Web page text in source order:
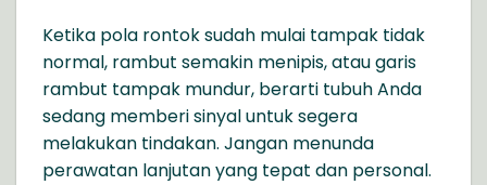
Ketika pola rontok sudah mulai tampak tidak
normal, rambut semakin menipis, atau garis
rambut tampak mundur, berarti tubuh Anda
sedang memberi sinyal untuk segera
melakukan tindakan. Jangan menunda
perawatan lanjutan yang tepat dan personal.